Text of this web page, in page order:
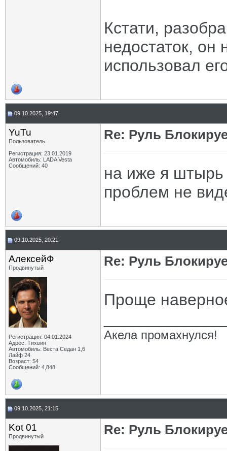
Кстати,
недостаток,
использовал
09.10.2025, 19:47
YuTu
Пользователь
Регистрация: 23.01.2019
Автомобиль: LADA Vesta
Сообщений: 40
Re: Руль
на иже я штырь
проблем не
09.10.2025, 20:21
АлексейФ
Продвинутый
Регистрация: 04.01.2024
Адрес: Тихвин
Автомобиль: Веста Седан 1,6
Лайф 24
Возраст: 54
Сообщений: 4,848
Re: Руль
Проще
Акела промахнулся!
09.10.2025, 21:15
Kot 01
Продвинутый Re: Руль